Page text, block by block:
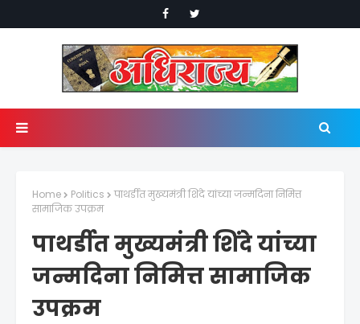
Home Politics
पाथर्डीत मुख्यमंत्री शिंदे यांच्या जन्मदिना निमित्त
सामाजिक उपक्रम
पाथर्डीत मुख्यमंत्री शिंदे यांच्या
जन्मदिना निमित्त सामाजिक
उपक्रम